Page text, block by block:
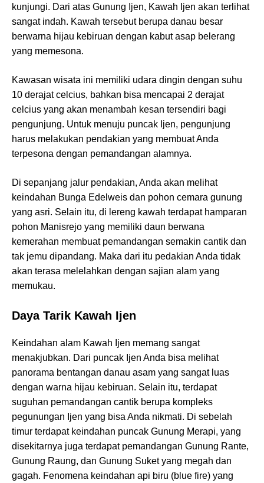
kunjungi. Dari atas Gunung Ijen, Kawah Ijen akan terlihat
sangat indah. Kawah tersebut berupa danau besar
berwarna hijau kebiruan dengan kabut asap belerang
yang memesona.
Kawasan wisata ini memiliki udara dingin dengan suhu
10 derajat celcius, bahkan bisa mencapai 2 derajat
celcius yang akan menambah kesan tersendiri bagi
pengunjung. Untuk menuju puncak Ijen, pengunjung
harus melakukan pendakian yang membuat Anda
terpesona dengan pemandangan alamnya.
Di sepanjang jalur pendakian, Anda akan melihat
keindahan Bunga Edelweis dan pohon cemara gunung
yang asri. Selain itu, di lereng kawah terdapat hamparan
pohon Manisrejo yang memiliki daun berwana
kemerahan membuat pemandangan semakin cantik dan
tak jemu dipandang. Maka dari itu pedakian Anda tidak
akan terasa melelahkan dengan sajian alam yang
memukau.
Daya Tarik Kawah Ijen
Keindahan alam Kawah Ijen memang sangat
menakjubkan. Dari puncak Ijen Anda bisa melihat
panorama bentangan danau asam yang sangat luas
dengan warna hijau kebiruan. Selain itu, terdapat
suguhan pemandangan cantik berupa kompleks
pegunungan Ijen yang bisa Anda nikmati. Di sebelah
timur terdapat keindahan puncak Gunung Merapi, yang
disekitarnya juga terdapat pemandangan Gunung Rante,
Gunung Raung, dan Gunung Suket yang megah dan
gagah. Fenomena keindahan api biru (blue fire) yang